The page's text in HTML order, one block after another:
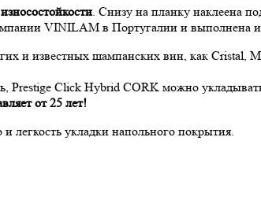
. Снизу на планку наклеена
VINILAM в Португалии и выполнена
и известных шампанских вин, как Cristal,
Prestige Click Hybrid CORK можно
от 25 лет!
легкость укладки напольного покрытия.